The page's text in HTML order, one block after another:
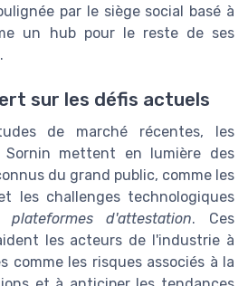
par le siège social basé à
un hub pour le reste de ses
sur les défis actuels
de marché récentes, les
Sornin mettent en lumière des
du grand public, comme les
les challenges technologiques
plateformes d'attestation. Ces
les acteurs de l'industrie à
comme les risques associés à la